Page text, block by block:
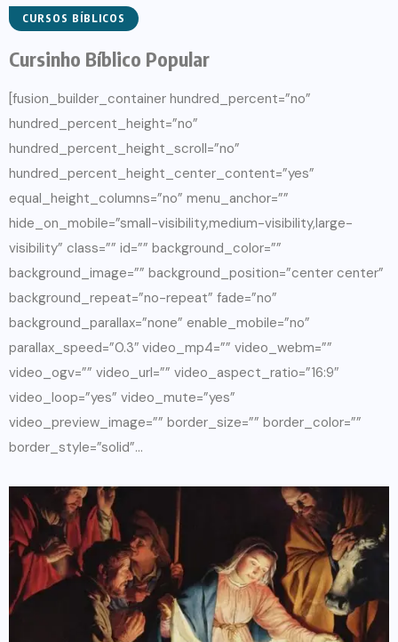
CURSOS BÍBLICOS
Cursinho Bíblico Popular
[fusion_builder_container hundred_percent=”no”
hundred_percent_height=”no”
hundred_percent_height_scroll=”no”
hundred_percent_height_center_content=”yes”
equal_height_columns=”no” menu_anchor=””
hide_on_mobile=”small-visibility,medium-visibility,large-
visibility” class=”” id=”” background_color=””
background_image=”” background_position=”center center”
background_repeat=”no-repeat” fade=”no”
background_parallax=”none” enable_mobile=”no”
parallax_speed=”0.3″ video_mp4=”” video_webm=””
video_ogv=”” video_url=”” video_aspect_ratio=”16:9″
video_loop=”yes” video_mute=”yes”
video_preview_image=”” border_size=”” border_color=””
border_style=”solid”...